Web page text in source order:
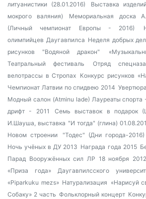
литуанистики (28.01.2016)
Выставка
мокрого валяния)
Мемориальная доска
(Личный чемпионат Европы - 2016)
олимпийцев Даугавпилса Неделя добрых
рисунков "Водяной дракон"
Театральный фестиваль
Отряд
велотрассы в Стропах Конкурс рисунков
Чемпионат Латвии по спидвею 2014
Модный салон (Atminu lade) Лауреаты спорта
дрифт - 2011
Семь выставок в подарок
И.Шауша, выставка "И тогда" (глина)
Новом строении
"Тодес" (Дни города-2016)
Ночь учёных в ДУ 2013 Награда года 2015
Парад Вооружённых сил ЛР 18 ноября 2012
«Приза года» Даугавпилсского
«Piparkuku mezs» Натурализация «Нарисуй
Собаку» 2 часть Фольклорный концерт